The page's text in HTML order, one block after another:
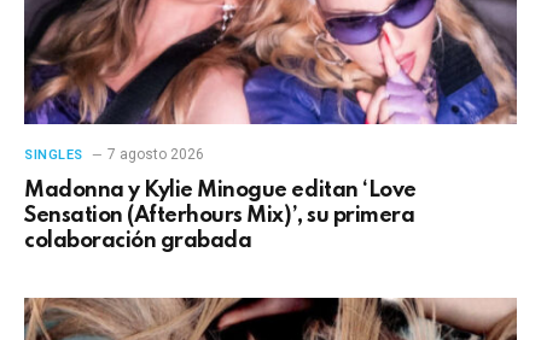
SINGLES 7 agosto 2026
Madonna y Kylie Minogue editan ‘Love
Sensation (Afterhours Mix)’, su primera
colaboración grabada